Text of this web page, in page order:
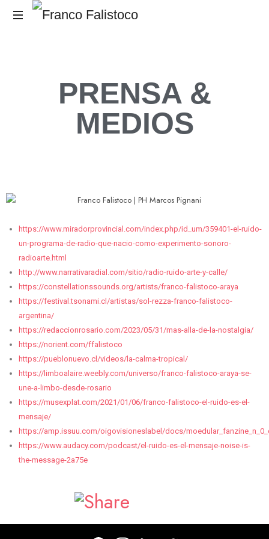
PRENSA &
MEDIOS
https://www.miradorprovincial.com/index.php/id_um/359401-el-ruido-
un-programa-de-radio-que-nacio-como-experimento-sonoro-
radioarte.html
http://www.narrativaradial.com/sitio/radio-ruido-arte-y-calle/
https://constellationssounds.org/artists/franco-falistoco-araya
https://festival.tsonami.cl/artistas/sol-rezza-franco-falistoco-
argentina/
https://redaccionrosario.com/2023/05/31/mas-alla-de-la-nostalgia/
https://norient.com/ffalistoco
https://pueblonuevo.cl/videos/la-calma-tropical/
https://limboalaire.weebly.com/universo/franco-falistoco-araya-se-
une-a-limbo-desde-rosario
https://musexplat.com/2021/01/06/franco-falistoco-el-ruido-es-el-
mensaje/
https://amp.issuu.com/oigovisioneslabel/docs/
https://www.audacy.com/podcast/el-ruido-es-el-mensaje-noise-is-
the-message-2a75e
Facebook
Twitter
Email